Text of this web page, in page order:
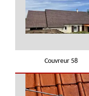
Couvreur 58